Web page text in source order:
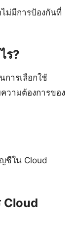
ม่มีการป้องกันที่
ร?
ารเลือกใช้
วามต้องการของ
ชีใน Cloud
Cloud